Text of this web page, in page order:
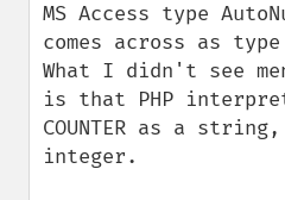
MS Access type
comes across as type
What I didn't see
is that PHP
COUNTER as a
integer.